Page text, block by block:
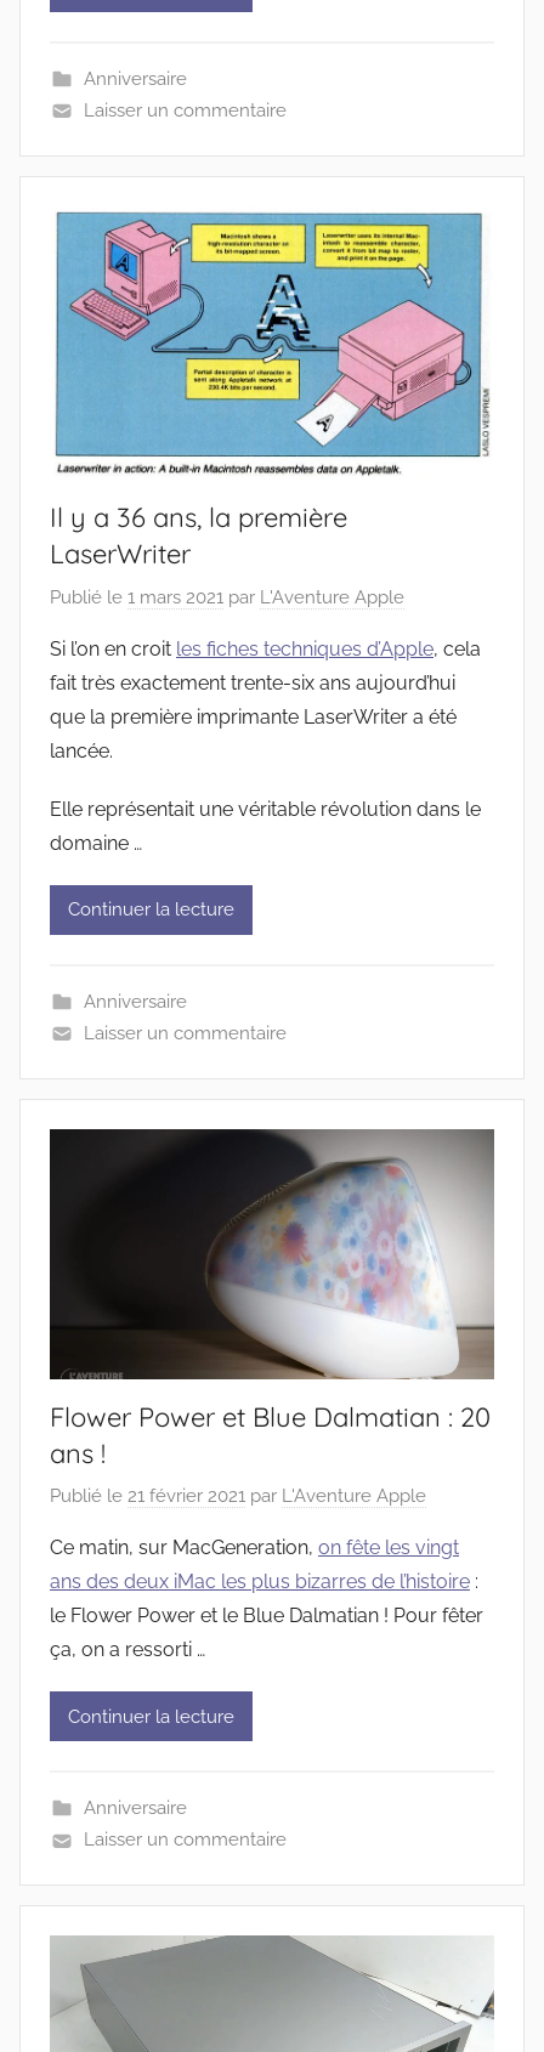
Anniversaire
Laisser un commentaire
Il y a 36 ans, la première
LaserWriter
Publié le 1 mars 2021 par L'Aventure Apple
Si l’on en croit les fiches techniques d’Apple, cela
fait très exactement trente-six ans aujourd’hui
que la première imprimante LaserWriter a été
lancée.
Elle représentait une véritable révolution dans le
domaine …
Continuer la lecture
Anniversaire
Laisser un commentaire
Flower Power et Blue Dalmatian : 20
ans !
Publié le 21 février 2021 par L'Aventure Apple
Ce matin, sur MacGeneration, on fête les vingt
ans des deux iMac les plus bizarres de l’histoire :
le Flower Power et le Blue Dalmatian ! Pour fêter
ça, on a ressorti …
Continuer la lecture
Anniversaire
Laisser un commentaire